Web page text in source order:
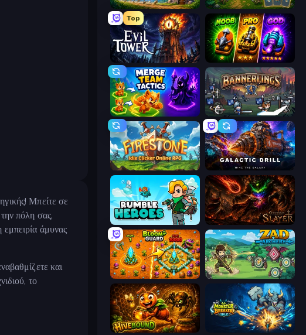
Μπείτε σε
πόλη σας,
άμυνας
και
το
Mage Castle Idle Defense Tiny Ranger
Top
Evil Tower Merge Survival
Merge Team Tactics Bannerlings
Firestone – Idle Clicker Online RPG Galactic Drill
Rumble Heroes Chronicles of Slayer
BloomGuard Zad Archery - Demo
Hivebound Monster Breaker Idle